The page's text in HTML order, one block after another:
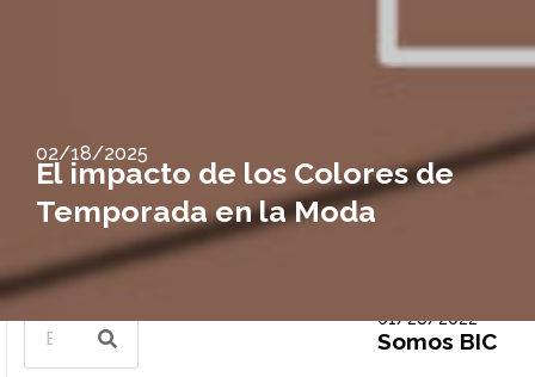
02/18/2025
El impacto de los Colores de
Temporada en la Moda
Buscar 01/28/2022
Somos BIC
PáginaPáginaPáginaPágina